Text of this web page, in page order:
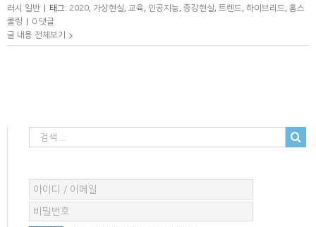
러시 일반 | 태그: 2020, 가상현실, 교육, 인공지능, 증강현실, 트렌드, 하이브리드, 홈스
쿨링 | 0 댓글
글 내용 전체보기